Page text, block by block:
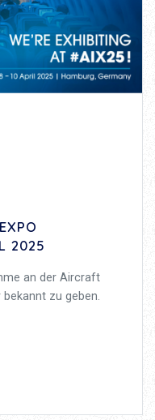
2025
an der Aircraft
bekannt zu geben.